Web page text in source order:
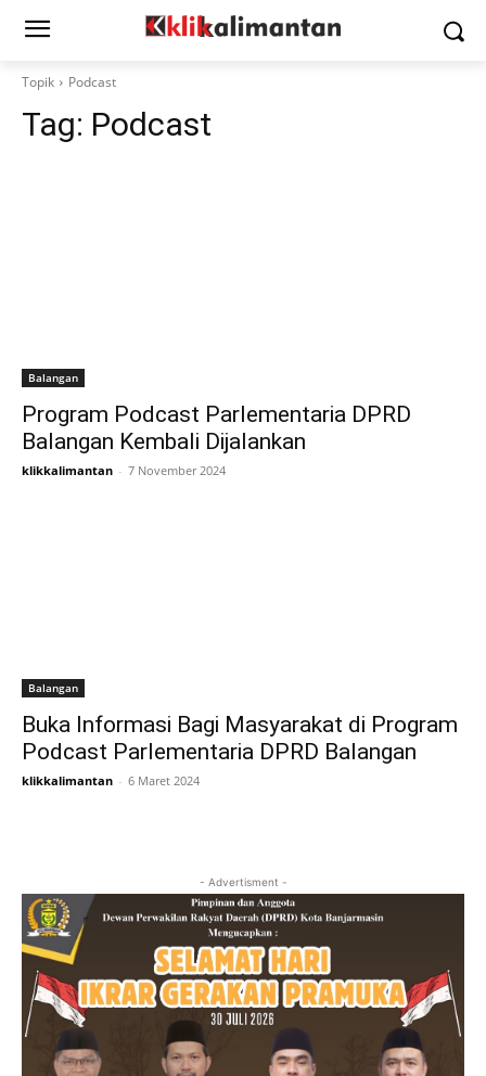
Topik Podcast
Tag: Podcast
Balangan
Program Podcast Parlementaria DPRD
Balangan Kembali Dijalankan
klikkalimantan - 7 November 2024
Balangan
Buka Informasi Bagi Masyarakat di Program
Podcast Parlementaria DPRD Balangan
klikkalimantan - 6 Maret 2024
- Advertisment -